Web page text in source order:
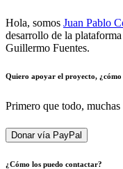
Hola, somos Juan Pablo
desarrollo de la
Guillermo Fuentes.
Quiero apoyar el proyecto, ¿cómo
Primero que todo,
Donar vía PayPal
¿Cómo los puedo contactar?